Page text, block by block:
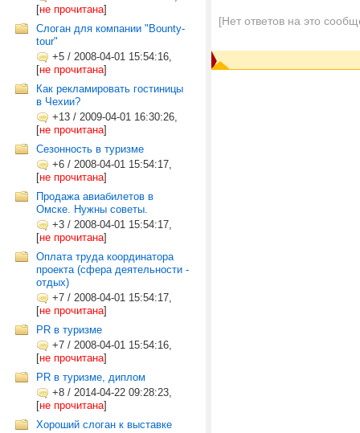
[не прочитана]
Слоган для компании "Bounty-
tour"
+5 / 2008-04-01 15:54:16,
[не прочитана]
Как рекламировать гостиницы
в Чехии?
+13 / 2009-04-01 16:30:26,
[не прочитана]
Сезонность в туризме
+6 / 2008-04-01 15:54:17,
[не прочитана]
Продажа авиабилетов в
Омске. Нужны советы.
+3 / 2008-04-01 15:54:17,
[не прочитана]
Оплата труда координатора
проекта (сфера деятельности -
отдых)
+7 / 2008-04-01 15:54:17,
[не прочитана]
PR в туризме
+7 / 2008-04-01 15:54:16,
[не прочитана]
PR в туризме, диплом
+8 / 2014-04-22 09:28:23,
[не прочитана]
Хороший слоган к выставке
[Нет ответов на это